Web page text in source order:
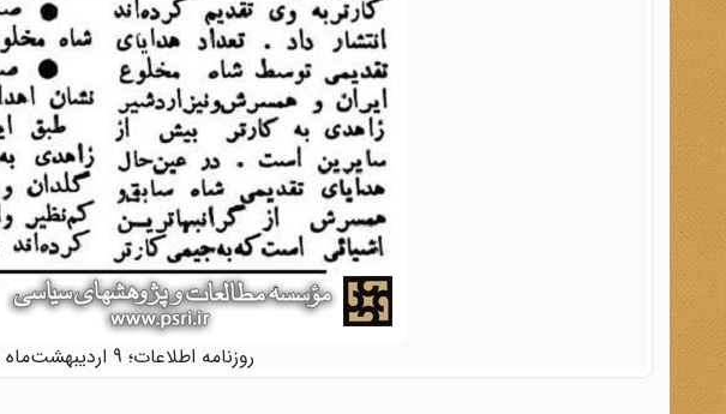
روزنامه اطلاعات؛ 9 اردیبهشت‌ماه 1358